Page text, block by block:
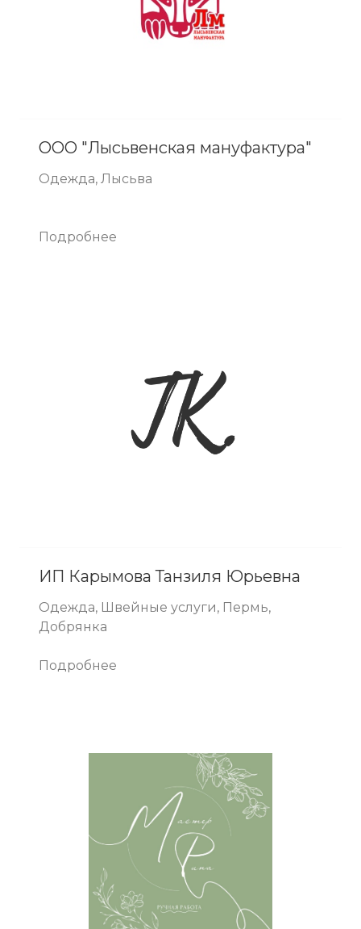
ООО "Лысьвенская мануфактура"
Одежда, Лысьва
Подробнее
ИП Карымова Танзиля Юрьевна
Одежда, Швейные услуги, Пермь,
Добрянка
Подробнее